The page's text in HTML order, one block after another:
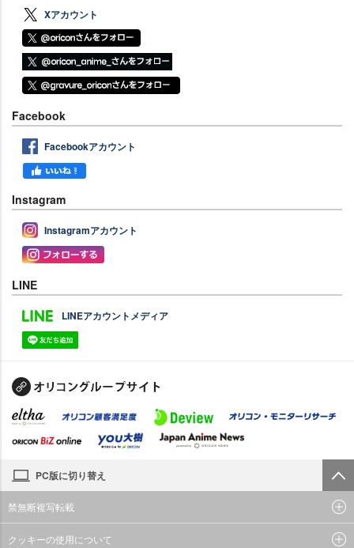
Xアカウント
Facebook
Facebookアカウント
Instagram
Instagramアカウント
LINE
LINEアカウントメディア
PC版に切り替え
禁無断複写転載
クッキーの使用について